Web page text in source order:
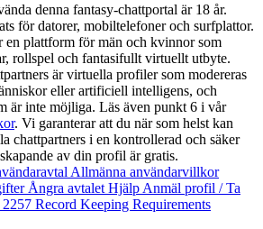
denna fantasy-chattportal är 18 år.
för datorer, mobiltelefoner och surfplattor.
en plattform för män och kvinnor som
rollspel och fantasifullt virtuellt utbyte.
är virtuella profiler som modereras
eller artificiell intelligens, och
är inte möjliga. Läs även punkt 6 i vår
. Vi garanterar att du när som helst kan
chattpartners i en kontrollerad och säker
av din profil är gratis.
Allmänna användarvillkor
Ångra avtalet Hjälp Anmäl profil / Ta
Record Keeping Requirements